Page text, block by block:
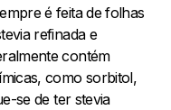
é feita de folhas
refinada e
contém
como sorbitol,
se de ter stevia